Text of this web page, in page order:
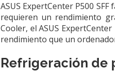
ASUS ExpertCenter P500
requieren un rendimiento
Cooler, el ASUS
rendimiento que un
Refrigeración de